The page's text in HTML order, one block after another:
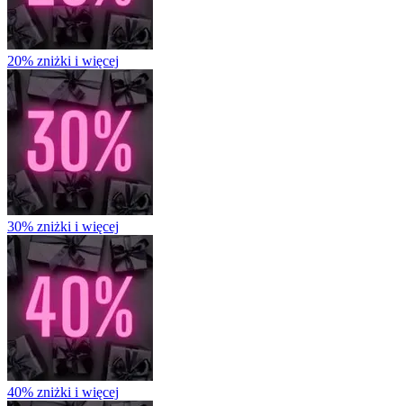
20% zniżki i więcej
30% zniżki i więcej
40% zniżki i więcej